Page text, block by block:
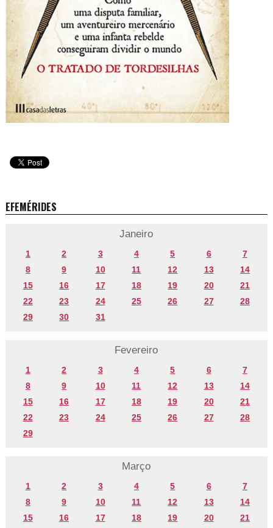
EFEMÉRIDES
Janeiro
1 2 3 4 5 6
7
8
9 10 11 12 13
14
15
16 17 18 19 20
21
22
23 24 25 26 27
28
29
30 31
Fevereiro
1 2 3 4 5 6
7
8
9 10 11 12 13
14
15
16 17 18 19 20
21
22
23 24 25 26 27
28
29
Março
1 2 3 4 5 6
7
8
9 10 11 12 13
14
15
16 17 18 19 20
21